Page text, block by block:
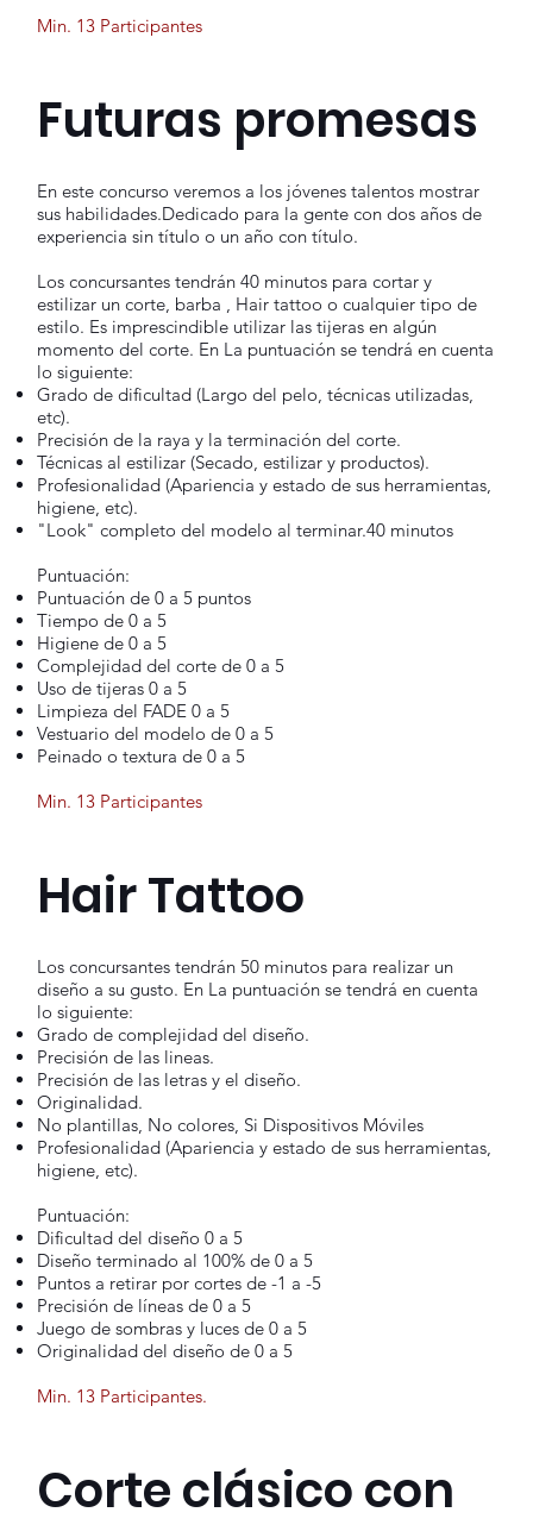
Min. 13 Participantes
Futuras promesas
En este concurso veremos a los jóvenes talentos mostrar
sus habilidades.Dedicado para la gente con dos años de
experiencia sin título o un año con título.
Los concursantes tendrán 40 minutos para cortar y
estilizar un corte, barba , Hair tattoo o cualquier tipo de
estilo. Es imprescindible utilizar las tijeras en algún
momento del corte. En La puntuación se tendrá en cuenta
lo siguiente:
Grado de dificultad (Largo del pelo, técnicas utilizadas,
etc).
Precisión de la raya y la terminación del corte.
Técnicas al estilizar (Secado, estilizar y productos).
Profesionalidad (Apariencia y estado de sus herramientas,
higiene, etc).
"Look" completo del modelo al terminar.40 minutos
Puntuación:
Puntuación de 0 a 5 puntos
Tiempo de 0 a 5
Higiene de 0 a 5
Complejidad del corte de 0 a 5
Uso de tijeras 0 a 5
Limpieza del FADE 0 a 5
Vestuario del modelo de 0 a 5
Peinado o textura de 0 a 5
Min. 13 Participantes
Hair Tattoo
Los concursantes tendrán 50 minutos para realizar un
diseño a su gusto. En La puntuación se tendrá en cuenta
lo siguiente:
Grado de complejidad del diseño.
Precisión de las lineas.
Precisión de las letras y el diseño.
Originalidad.
No plantillas, No colores, Si Dispositivos Móviles
Profesionalidad (Apariencia y estado de sus herramientas,
higiene, etc).
Puntuación:
Dificultad del diseño 0 a 5
Diseño terminado al 100% de 0 a 5
Puntos a retirar por cortes de -1 a -5
Precisión de líneas de 0 a 5
Juego de sombras y luces de 0 a 5
Originalidad del diseño de 0 a 5
Min. 13 Participantes.
Corte clásico con